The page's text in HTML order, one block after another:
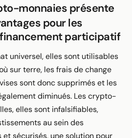
monnaies présente
pour les
participatif
universel, elles sont utilisables
sur terre, les frais de change
sont donc supprimés et les
diminués. Les crypto-
elles sont infalsifiables,
au sein des
sécurisés, une solution pour